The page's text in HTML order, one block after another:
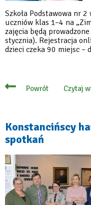
Szkoła Podstawowa nr
uczniów klas 1–4 na
zajęcia będą
stycznia). Rejestracja
dzieci czeka 90 miejsc –
Powrót Czytaj
o
„Zimę
Dwójką”
Konstancińscy
spotkań